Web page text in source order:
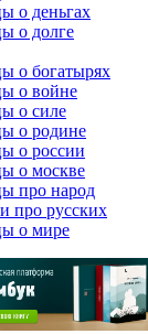
о деньгах
о долге
о богатырях
о войне
о силе
о родине
о россии
о москве
про народ
про русских
о мире